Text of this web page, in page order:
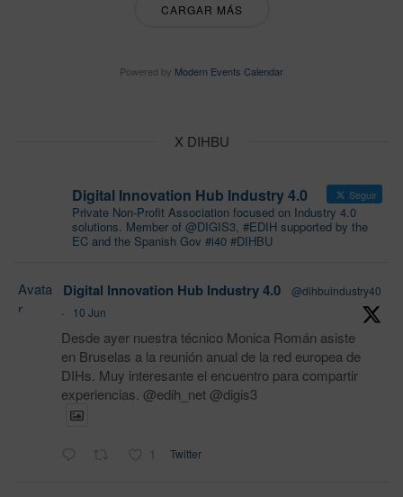
CARGAR MÁS
Powered by Modern Events Calendar
X DIHBU
Digital Innovation Hub Industry 4.0 Seguir
Private Non-Profit Association focused on Industry 4.0
solutions. Member of @DIGIS3, #EDIH supported by the
EC and the Spanish Gov #i40 #DIHBU
Avata
r
Digital Innovation Hub Industry 4.0
@dihbuindustry40
·
10 Jun
Desde ayer nuestra técnico Monica Román asiste
en Bruselas a la reunión anual de la red europea de
DIHs. Muy interesante el encuentro para compartir
experiencias. @edih_net @digis3
1 Twitter